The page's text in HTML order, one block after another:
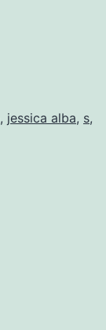
, jessica alba, s,